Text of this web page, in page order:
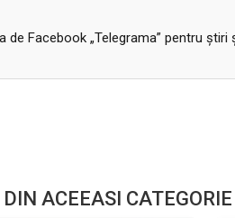
de Facebook „Telegrama” pentru
ACEEASI CATEGORIE